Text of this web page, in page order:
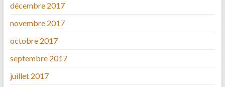
décembre 2017
novembre 2017
octobre 2017
septembre 2017
juillet 2017